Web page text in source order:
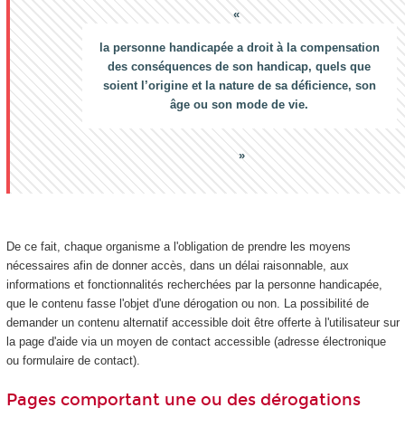
la personne handicapée a droit à la compensation
des conséquences de son handicap, quels que
soient l’origine et la nature de sa déficience, son
âge ou son mode de vie.
De ce fait, chaque organisme a l'obligation de prendre les moyens
nécessaires afin de donner accès, dans un délai raisonnable, aux
informations et fonctionnalités recherchées par la personne handicapée,
que le contenu fasse l'objet d'une dérogation ou non. La possibilité de
demander un contenu alternatif accessible doit être offerte à l'utilisateur sur
la page d'aide via un moyen de contact accessible (adresse électronique
ou formulaire de contact).
Pages comportant une ou des dérogations